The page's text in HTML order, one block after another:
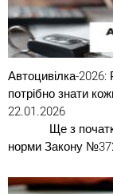
Автоцивілка-2026:
потрібно знати
22.01.2026
Ще з початку
норми Закону